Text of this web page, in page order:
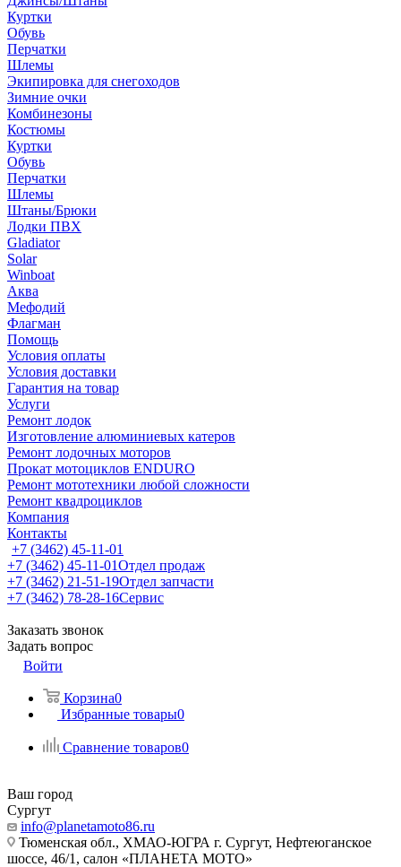
Куртки
Обувь
Перчатки
Шлемы
Экипировка для снегоходов
Зимние очки
Комбинезоны
Костюмы
Куртки
Обувь
Перчатки
Шлемы
Штаны/Брюки
Лодки ПВХ
Gladiator
Solar
Winboat
Аква
Мефодий
Флагман
Помощь
Условия оплаты
Условия доставки
Гарантия на товар
Услуги
Ремонт лодок
Изготовление алюминиевых катеров
Ремонт лодочных моторов
Прокат мотоциклов ENDURO
Ремонт мототехники любой сложности
Ремонт квадроциклов
Компания
Контакты
+7 (3462) 45-11-01
+7 (3462) 45-11-01Отдел продаж
+7 (3462) 21-51-19Отдел запчасти
+7 (3462) 78-28-16Сервис
Заказать звонок
Задать вопрос
Войти
Корзина0
Избранные товары0
Сравнение товаров0
Ваш город
Сургут
info@planetamoto86.ru
Тюменская обл., ХМАО-ЮГРА г. Сургут, Нефтеюганское
шоссе, 46/1, салон «ПЛАНЕТА МОТО»